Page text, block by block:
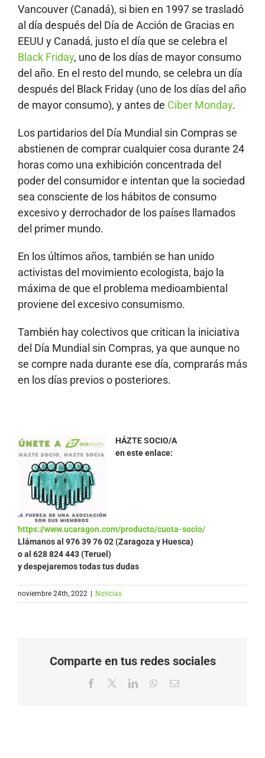
Vancouver (Canadá), si bien en 1997 se trasladó
al día después del Día de Acción de Gracias en
EEUU y Canadá, justo el día que se celebra el
Black Friday, uno de los días de mayor consumo
del año. En el resto del mundo, se celebra un día
después del Black Friday (uno de los días del año
de mayor consumo), y antes de Ciber Monday.
Los partidarios del Día Mundial sin Compras se
abstienen de comprar cualquier cosa durante 24
horas como una exhibición concentrada del
poder del consumidor e intentan que la sociedad
sea consciente de los hábitos de consumo
excesivo y derrochador de los países llamados
del primer mundo.
En los últimos años, también se han unido
activistas del movimiento ecologista, bajo la
máxima de que el problema medioambiental
proviene del excesivo consumismo.
También hay colectivos que critican la iniciativa
del Día Mundial sin Compras, ya que aunque no
se compre nada durante ese día, comprarás más
en los días previos o posteriores.
HÁZTE SOCIO/A
en este enlace:
https://www.ucaragon.com/producto/cuota-socio/
Llámanos al 976 39 76 02 (Zaragoza y Huesca)
o al 628 824 443 (Teruel)
y despejaremos todas tus dudas
noviembre 24th, 2022 Noticias
Comparte en tus redes sociales
Facebook LinkedInWhatsApp
Correo